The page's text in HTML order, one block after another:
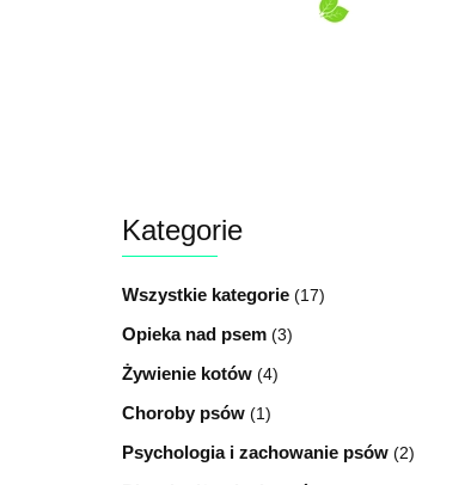
Kategorie
Wszystkie kategorie (17)
Opieka nad psem (3)
Żywienie kotów (4)
Choroby psów (1)
Psychologia i zachowanie psów (2)